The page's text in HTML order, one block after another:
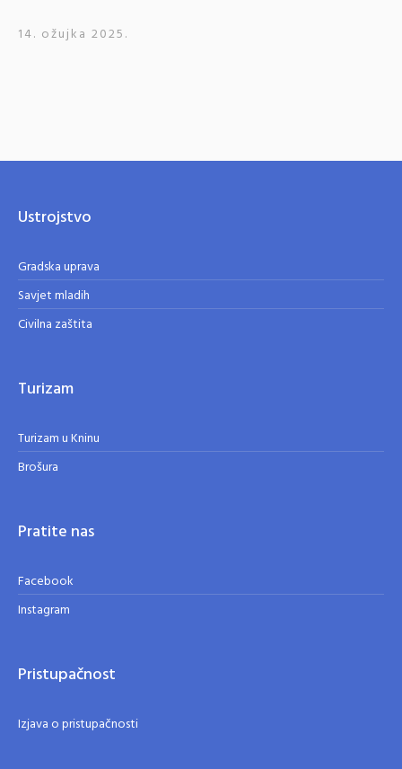
14. ožujka 2025.
Ustrojstvo
Gradska uprava
Savjet mladih
Civilna zaštita
Turizam
Turizam u Kninu
Brošura
Pratite nas
Facebook
Instagram
Pristupačnost
Izjava o pristupačnosti